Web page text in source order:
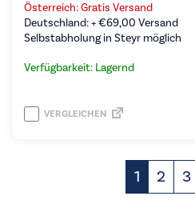
Österreich: Gratis Versand
Deutschland: +€69,00 Versand
Selbstabholung in Steyr möglich
Verfügbarkeit: Lagernd
VERGLEICHEN
1 2 3